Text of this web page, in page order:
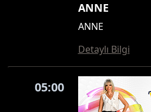
ANNE
ANNE
Detaylı Bilgi
05:00